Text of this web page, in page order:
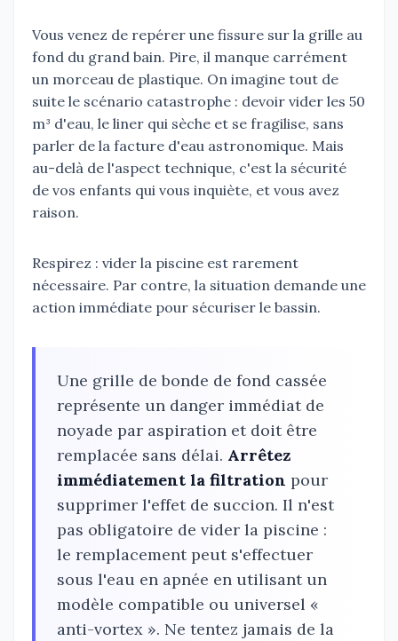
Vous venez de repérer une fissure sur la grille au
fond du grand bain. Pire, il manque carrément
un morceau de plastique. On imagine tout de
suite le scénario catastrophe : devoir vider les 50
m³ d'eau, le liner qui sèche et se fragilise, sans
parler de la facture d'eau astronomique. Mais
au-delà de l'aspect technique, c'est la sécurité
de vos enfants qui vous inquiète, et vous avez
raison.
Respirez : vider la piscine est rarement
nécessaire. Par contre, la situation demande une
action immédiate pour sécuriser le bassin.
Une grille de bonde de fond cassée
représente un danger immédiat de
noyade par aspiration et doit être
remplacée sans délai. Arrêtez
immédiatement la filtration pour
supprimer l'effet de succion. Il n'est
pas obligatoire de vider la piscine :
le remplacement peut s'effectuer
sous l'eau en apnée en utilisant un
modèle compatible ou universel «
anti-vortex ». Ne tentez jamais de la